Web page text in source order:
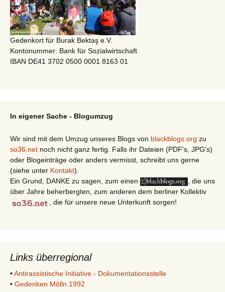
Gedenkort für Burak Bektaş e.V.
Kontonummer: Bank für Sozialwirtschaft
IBAN DE41 3702 0500 0001 8163 01
In eigener Sache - Blogumzug
Wir sind mit dem Umzug unseres Blogs von blackblogs.org zu
so36.net noch nicht ganz fertig. Falls ihr Dateien (PDF's, JPG's)
oder Blogeinträge oder anders vermisst, schreibt uns gerne
(siehe unter Kontakt).
Ein Grund, DANKE zu sagen, zum einen
, die uns
über Jahre beherbergten, zum anderen dem berliner Kollektiv
, die für unsere neue Unterkunft sorgen!
Links überregional
•Antirassistische Initiative - Dokumentationsstelle
• Gedenken Mölln 1992